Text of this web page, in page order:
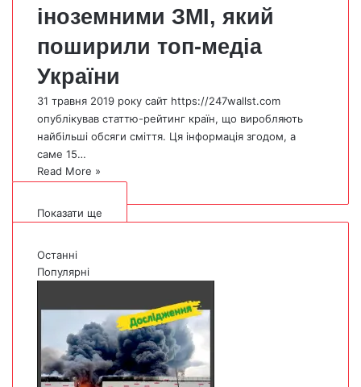
іноземними ЗМІ, який
поширили топ-медіа
України
31 травня 2019 року сайт https://247wallst.com
опублікував статтю-рейтинг країн, що виробляють
найбільші обсяги сміття. Ця інформація згодом, а
саме 15…
Read More »
Показати ще
Останні
Популярні